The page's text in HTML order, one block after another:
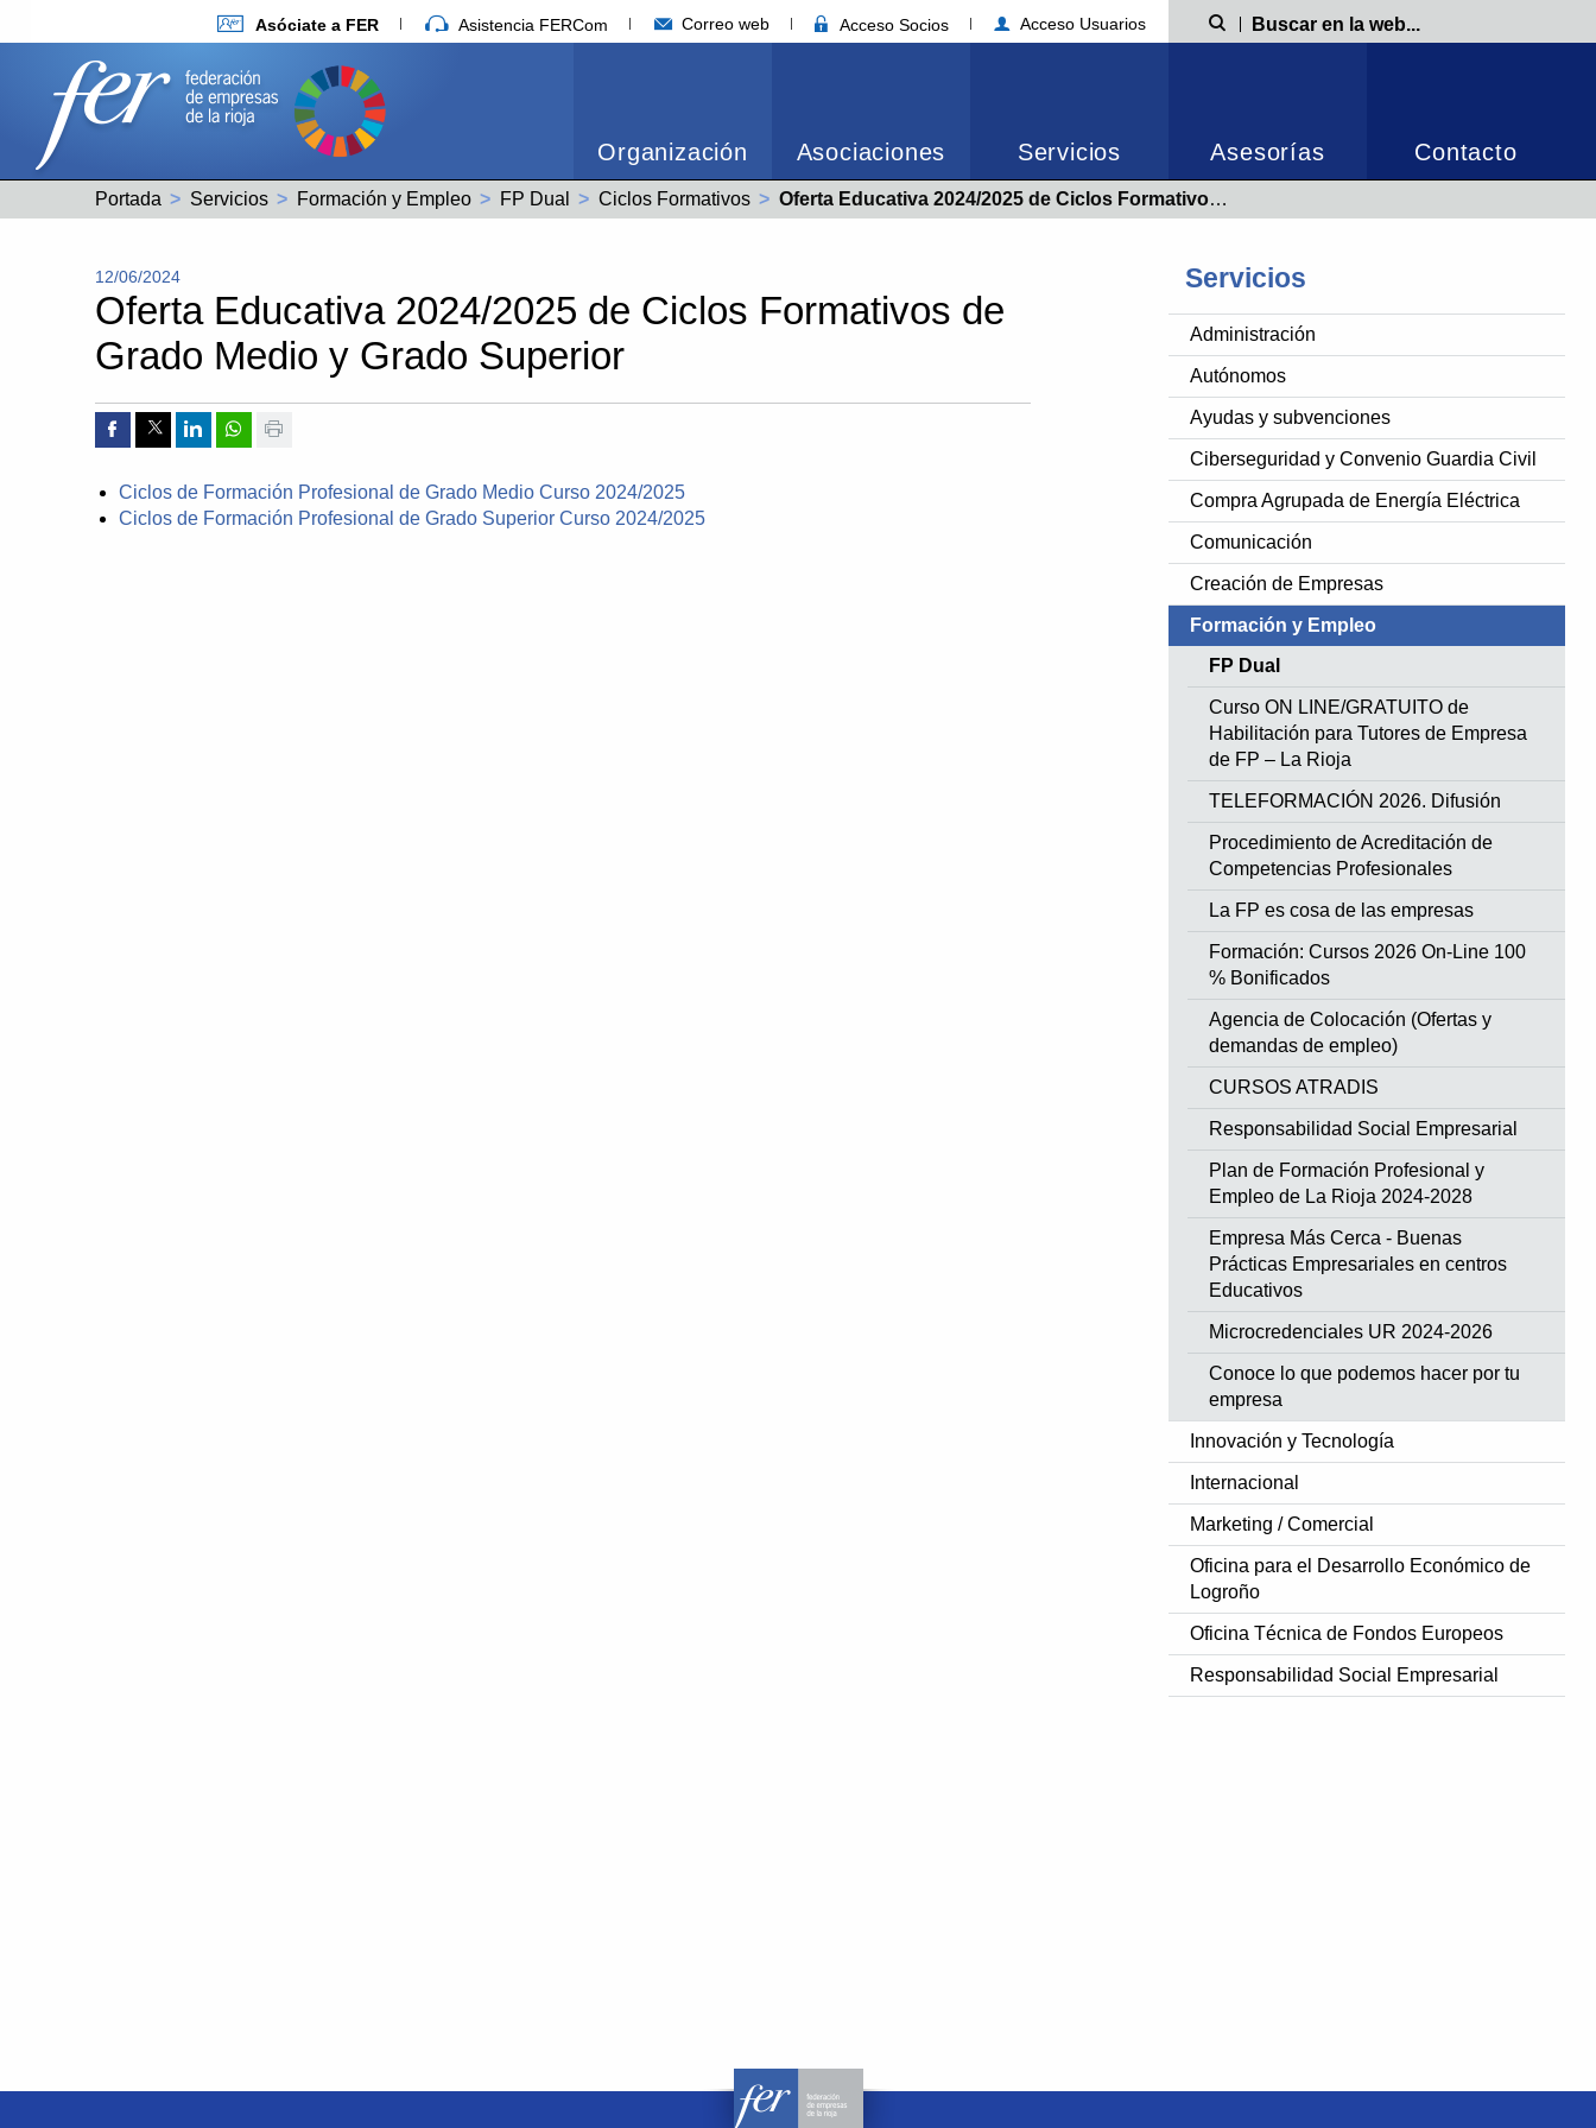
Asóciate a FER Asistencia FERCom Correo web Acceso Socios Acceso Usuarios Búsqueda
Organización Asociaciones Servicios Asesorías Contacto
Portada Servicios Formación y Empleo FP Dual Ciclos Formativos Actual:
Oferta Educativa 2024/2025 de Ciclos Formativos de Grado Medio y Grado Superior
Servicios
Administración
Autónomos
Ayudas y subvenciones
Ciberseguridad y Convenio Guardia Civil
Compra Agrupada de Energía Eléctrica
Comunicación
Creación de Empresas
Formación y Empleo
FP Dual
Curso ON LINE/GRATUITO de
Habilitación para Tutores de Empresa
de FP – La Rioja
TELEFORMACIÓN 2026. Difusión
Procedimiento de Acreditación de
Competencias Profesionales
La FP es cosa de las empresas
Formación: Cursos 2026 On-Line 100
% Bonificados
Agencia de Colocación (Ofertas y
demandas de empleo)
CURSOS ATRADIS
Responsabilidad Social Empresarial
Plan de Formación Profesional y
Empleo de La Rioja 2024-2028
Empresa Más Cerca - Buenas
Prácticas Empresariales en centros
Educativos
Microcredenciales UR 2024-2026
Conoce lo que podemos hacer por tu
empresa
Innovación y Tecnología
Internacional
Marketing / Comercial
Oficina para el Desarrollo Económico de
Logroño
Oficina Técnica de Fondos Europeos
Responsabilidad Social Empresarial
12/06/2024
Oferta Educativa 2024/2025 de Ciclos Formativos de
Grado Medio y Grado Superior
Compartir por Facebook
Compartir por Twitter
Compartir por Linkedin
Compartir por whatsapp
Ciclos de Formación Profesional de Grado Medio Curso 2024/2025
Ciclos de Formación Profesional de Grado Superior Curso 2024/2025